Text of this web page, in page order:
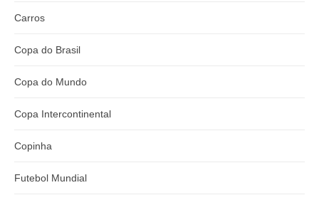
Carros
Copa do Brasil
Copa do Mundo
Copa Intercontinental
Copinha
Futebol Mundial